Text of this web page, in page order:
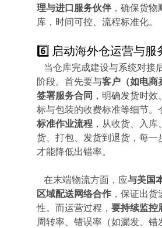
理与进口服务伙伴，确保货物
库，时间可控、流程标准化。
6️⃣ 启动海外仓运营与服
阶段。首先要与客户（如电商
签署服务合同 ，明确发货时
标与包装的收费标准等细节。
标准作业流程，从收货、入库
货、打包、发货到退货，每一
才能降低出错率。
   在末端物流方面，应
与美国
区域配送网络合作，保证出货
性。而运营过程， 要持续监控
周转率、错误率（如漏发、错